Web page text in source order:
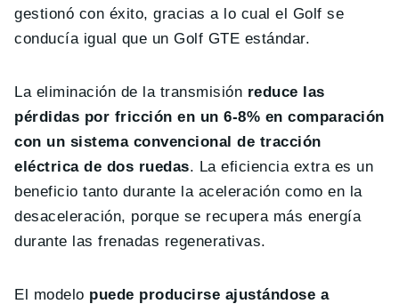
gestionó con éxito, gracias a lo cual el Golf se
conducía igual que un Golf GTE estándar.
La eliminación de la transmisión reduce las
pérdidas por fricción en un 6-8% en comparación
con un sistema convencional de tracción
eléctrica de dos ruedas. La eficiencia extra es un
beneficio tanto durante la aceleración como en la
desaceleración, porque se recupera más energía
durante las frenadas regenerativas.
El modelo puede producirse ajustándose a